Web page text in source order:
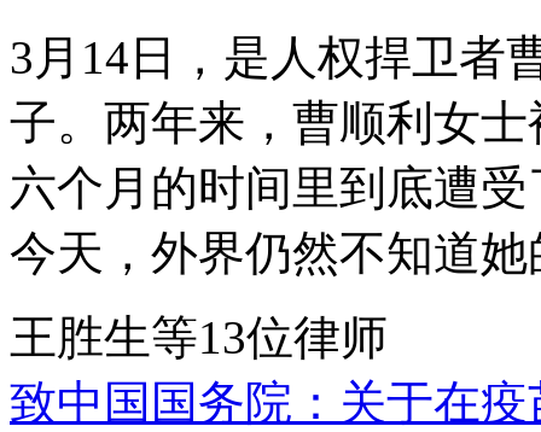
3月14日，是人权捍卫者
子。两年来，曹顺利女
六个月的时间里到底遭
今天，外界仍然不知道
王胜生等13位律师
致中国国务院：关于在